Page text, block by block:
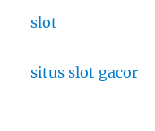
slot
situs slot gacor